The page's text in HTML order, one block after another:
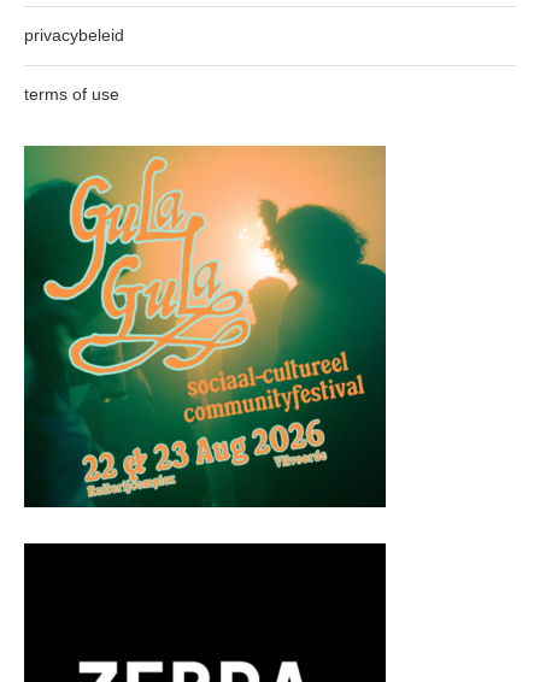
privacybeleid
terms of use